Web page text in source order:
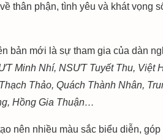
thân phận, tình yêu và khát vọng
bản mới là sự tham gia của dàn
Minh Nhí, NSƯT Tuyết Thu, Việt
Thảo, Quách Thành Nhân,
Hồng Gia Thuận…
nên nhiều màu sắc biểu diễn,